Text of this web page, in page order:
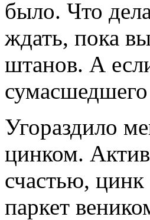
было. Что
ждать, пока
штанов. А
Угораздило
цинком.
счастью,
паркет